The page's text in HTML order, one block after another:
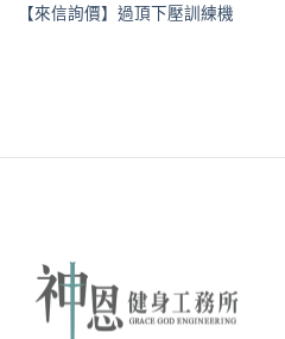
【來信詢價】過頂下壓訓練機